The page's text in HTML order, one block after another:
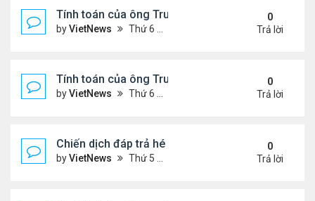
Tính toán của ông Trump khi lùi quyết định can
byVietNews Thứ 6 Tháng 6 20, 2025 2:44 pm
0
Trả lời
Tính toán của ông Trump khi lùi quyết định can
byVietNews Thứ 6 Tháng 6 20, 2025 2:43 pm
0
Trả lời
Chiến dịch đáp trả hé lộ năng lực tên lửa thực sự
byVietNews Thứ 5 Tháng 6 19, 2025 4:25 pm
0
Trả lời